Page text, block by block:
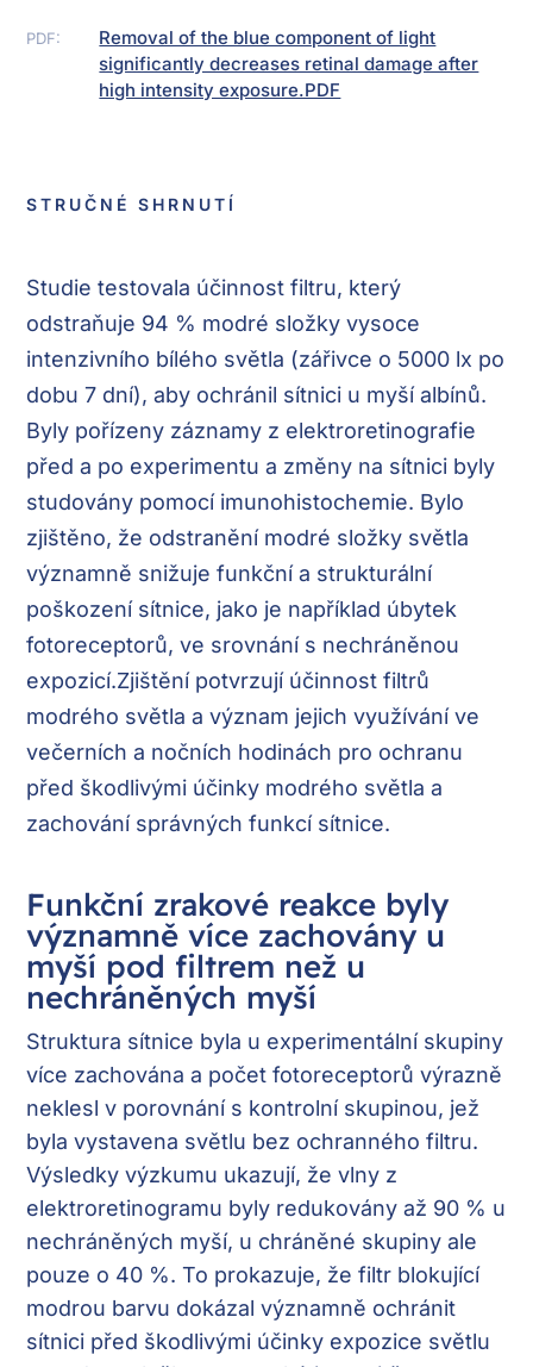
PDF:
Removal of the blue component of light
significantly decreases retinal damage after
high intensity exposure.PDF
STRUČNÉ SHRNUTÍ
Studie testovala účinnost filtru, který
odstraňuje 94 % modré složky vysoce
intenzivního bílého světla (zářivce o 5000 lx po
dobu 7 dní), aby ochránil sítnici u myší albínů.
Byly pořízeny záznamy z elektroretinografie
před a po experimentu a změny na sítnici byly
studovány pomocí imunohistochemie. Bylo
zjištěno, že odstranění modré složky světla
významně snižuje funkční a strukturální
poškození sítnice, jako je například úbytek
fotoreceptorů, ve srovnání s nechráněnou
expozicí.Zjištění potvrzují účinnost filtrů
modrého světla a význam jejich využívání ve
večerních a nočních hodinách pro ochranu
před škodlivými účinky modrého světla a
zachování správných funkcí sítnice.
Funkční zrakové reakce byly
významně více zachovány u
myší pod filtrem než u
nechráněných myší
Struktura sítnice byla u experimentální skupiny
více zachována a počet fotoreceptorů výrazně
neklesl v porovnání s kontrolní skupinou, jež
byla vystavena světlu bez ochranného filtru.
Výsledky výzkumu ukazují, že vlny z
elektroretinogramu byly redukovány až 90 % u
nechráněných myší, u chráněné skupiny ale
pouze o 40 %. To prokazuje, že filtr blokující
modrou barvu dokázal významně ochránit
sítnici před škodlivými účinky expozice světlu